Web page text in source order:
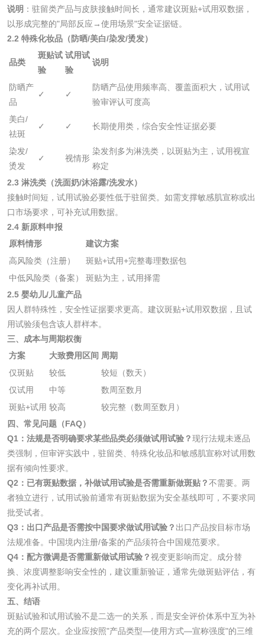
说明 ：驻留类产品与皮肤接触时间长，通常建议斑贴+试用双数据，
以形成完整的"局部反应→使用场景"安全证据链。
2.2 特殊化妆品（防晒/美白/染发/烫发）
品类
斑贴试
验
试用试
验
说明
防晒产
品
✓ ✓
防晒产品使用频率高、覆盖面积大，试用试
验审评认可度高
美白/
祛斑
✓ ✓ 长期使用类，综合安全性证据必要
染发/
烫发
✓ 视情形
染发剂多为淋洗类，以斑贴为主，试用视宣
称定
2.3 淋洗类（洗面奶/沐浴露/洗发水）
接触时间短，试用试验必要性低于驻留类。如需支撑敏感肌宣称或出
口市场要求，可补充试用数据。
2.4 新原料申报
原料情形
建议方案
高风险类（注册）
斑贴+试用+完整毒理数据包
中低风险类（备案）
斑贴为主，试用择需
2.5 婴幼儿/儿童产品
因人群特殊性，安全性证据要求更高。建议斑贴+试用双数据，且试
用试验须包含该人群样本。
三、成本与周期权衡
方案
大致费用区间 周期
仅斑贴
较低
较短（数天）
仅试用
中等
数周至数月
斑贴+试用 较高
较完整（数周至数月）
四、常见问题（FAQ）
Q1：法规是否明确要求某些品类必须做试用试验？现行法规未逐品
类强制，但审评实践中，驻留类、特殊化妆品和敏感肌宣称对试用数
据有倾向性要求。
Q2：已有斑贴数据，补做试用试验是否需重新做斑贴？不需要。两
者独立进行，试用试验前通常有斑贴数据为安全基线即可，不要求同
批受试者。
Q3：出口产品是否需按中国要求做试用试验？ 出口产品按目标市场
法规准备。中国境内注册/备案的产品须符合中国规范要求。
Q4：配方微调是否需重新做试用试验？视变更影响而定。成分替
换、浓度调整影响安全性的，建议重新验证，通常先做斑贴评估，有
变化再补试用。
五、结语
斑贴试验和试用试验不是二选一的关系，而是安全评价体系中互为补
充的两个层次。企业应按照"产品类型—使用方式—宣称强度"的三维
测
脱硫脱硝活性炭检
电厂水处理活性炭
检测
木质净水用活性炭
农药肥料
肥料检测 微生物肥料检测
化肥检测 微生物菌剂检测
磷酸肥料检测
化工试剂
乳酸钠检测
化工助剂检测
化工原料检测
工业用氯化铵检测
油墨检测 凹版油墨和柔印油
陶瓷颜料检测
油墨成分分析
玻璃画颜料检测 儿童水粉画颜料检
油品